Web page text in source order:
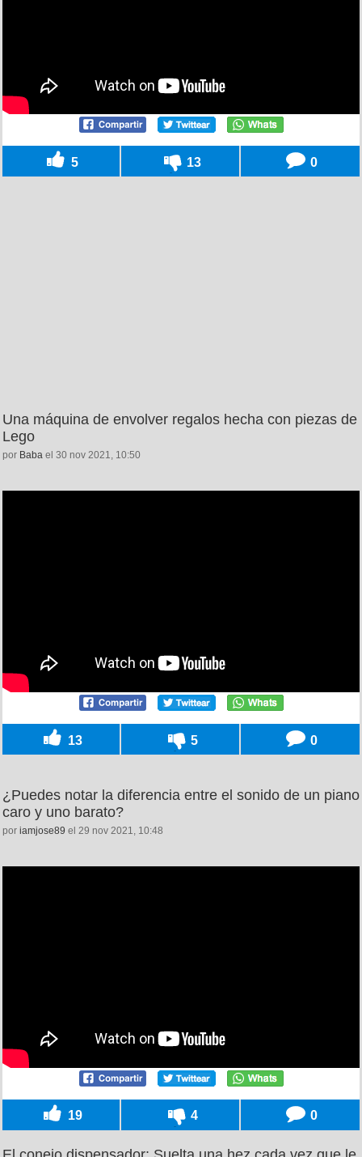
5 13 0
Una máquina de envolver regalos hecha con piezas de
Lego
por Baba el 30 nov 2021, 10:50
13 5 0
¿Puedes notar la diferencia entre el sonido de un piano
caro y uno barato?
por iamjose89 el 29 nov 2021, 10:48
19 4 0